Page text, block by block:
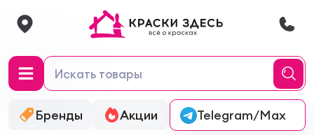
Бренды Акции Онлайн-колеровка
Telegram/Max